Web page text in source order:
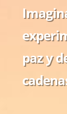
paz y